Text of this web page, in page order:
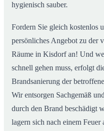
hygienisch sauber.
Fordern Sie gleich kostenlos
persönliches Angebot zu der
Räume in Kisdorf an! Und
schnell gehen muss, erfolgt
Brandsanierung der
Wir entsorgen Sachgemäß
durch den Brand beschädigt
lagern sich nach einem